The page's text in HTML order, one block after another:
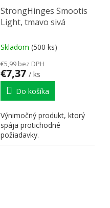
StrongHinges Smootis
Light, tmavo sivá
Skladom (500 ks)
€5,99 bez DPH
€7,37 / ks
Do košíka
Výnimočný produkt, ktorý
spája protichodné
požiadavky.